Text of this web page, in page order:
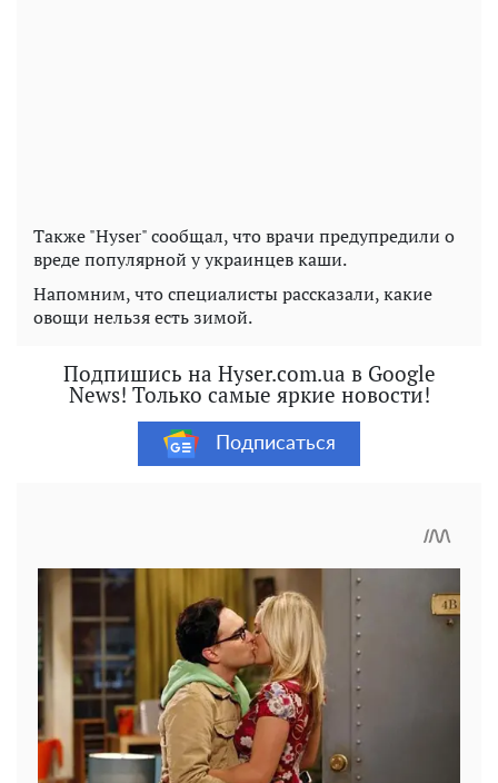
Также "Hyser" сообщал, что врачи предупредили о
вреде популярной у украинцев каши.
Напомним, что специалисты рассказали, какие
овощи нельзя есть зимой.
Подпишись на Hyser.com.ua в Google
News! Только самые яркие новости!
Подписаться